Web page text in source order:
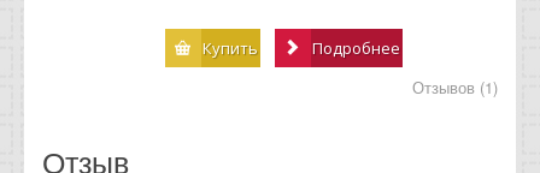
Купить Подробнее
Отзывов (1)
Отзыв